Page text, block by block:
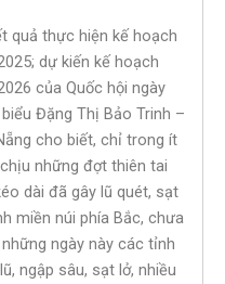
quả thực hiện kế hoạch
dự kiến kế hoạch
của Quốc hội ngày
Đặng Thị Bảo Trinh –
cho biết, chỉ trong ít
những đợt thiên tai
dài đã gây lũ quét, sạt
miền núi phía Bắc, chưa
ngày này các tỉnh
ngập sâu, sạt lở, nhiều